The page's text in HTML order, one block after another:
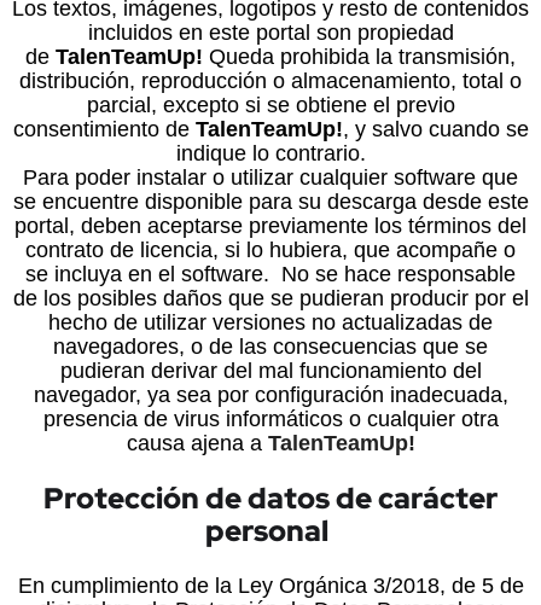
Los textos, imágenes, logotipos y resto de contenidos
incluidos en este portal son propiedad
de TalenTeamUp! Queda prohibida la transmisión,
distribución, reproducción o almacenamiento, total o
parcial, excepto si se obtiene el previo
consentimiento de TalenTeamUp!, y salvo cuando se
indique lo contrario.
Para poder instalar o utilizar cualquier software que
se encuentre disponible para su descarga desde este
portal, deben aceptarse previamente los términos del
contrato de licencia, si lo hubiera, que acompañe o
se incluya en el software. No se hace responsable
de los posibles daños que se pudieran producir por el
hecho de utilizar versiones no actualizadas de
navegadores, o de las consecuencias que se
pudieran derivar del mal funcionamiento del
navegador, ya sea por configuración inadecuada,
presencia de virus informáticos o cualquier otra
causa ajena a TalenTeamUp!
Protección de datos de carácter
personal
En cumplimiento de la Ley Orgánica 3/2018, de 5 de